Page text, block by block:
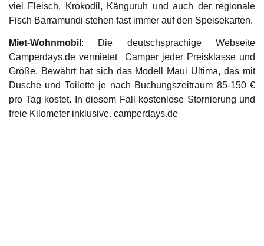
viel Fleisch, Krokodil, Känguruh und auch der regionale
Fisch Barramundi stehen fast immer auf den Speisekarten.
Miet-Wohnmobil : Die deutschsprachige Webseite
Camperdays.de vermietet Camper jeder Preisklasse und
Größe. Bewährt hat sich das Modell Maui Ultima, das mit
Dusche und Toilette je nach Buchungszeitraum 85-150 €
pro Tag kostet. In diesem Fall kostenlose Stornierung und
freie Kilometer inklusive. camperdays.de